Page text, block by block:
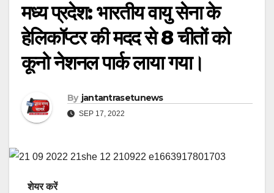
मध्य प्रदेश: भारतीय वायु सेना के
हेलिकॉप्टर की मदद से 8 चीतों को
कूनो नेशनल पार्क लाया गया।
By jantantrasetunews
SEP 17, 2022
शेयर करें